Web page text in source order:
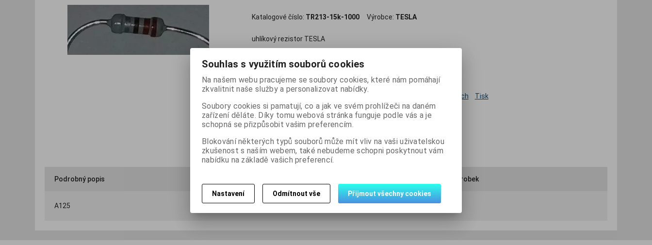
Katalogové číslo: TR213-15k-1000 Výrobce: TESLA
uhlíkový rezistor TESLA
80 Kč (bez DPH:66 Kč)


Koupit Přidat do oblíbených Tisk
Podrobný popis Doporučit výrobek
A125
Souhlas s využitím souborů cookies
Na našem webu pracujeme se soubory cookies, které nám pomáhají
zkvalitnit naše služby a personalizovat nabídky.
Soubory cookies si pamatují, co a jak ve svém prohlížeči na daném
zařízení děláte. Díky tomu webová stránka funguje podle vás a je
schopná se přizpůsobit vašim preferencím.
Blokování některých typů souborů může mít vliv na vaši uživatelskou
zkušenost s naším webem, také nebudeme schopni poskytnout vám
nabídku na základě vašich preferencí.
Nastavení Odmítnout vše Přijmout všechny cookies